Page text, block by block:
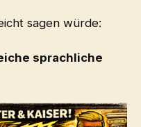
sagen würde:
sprachliche